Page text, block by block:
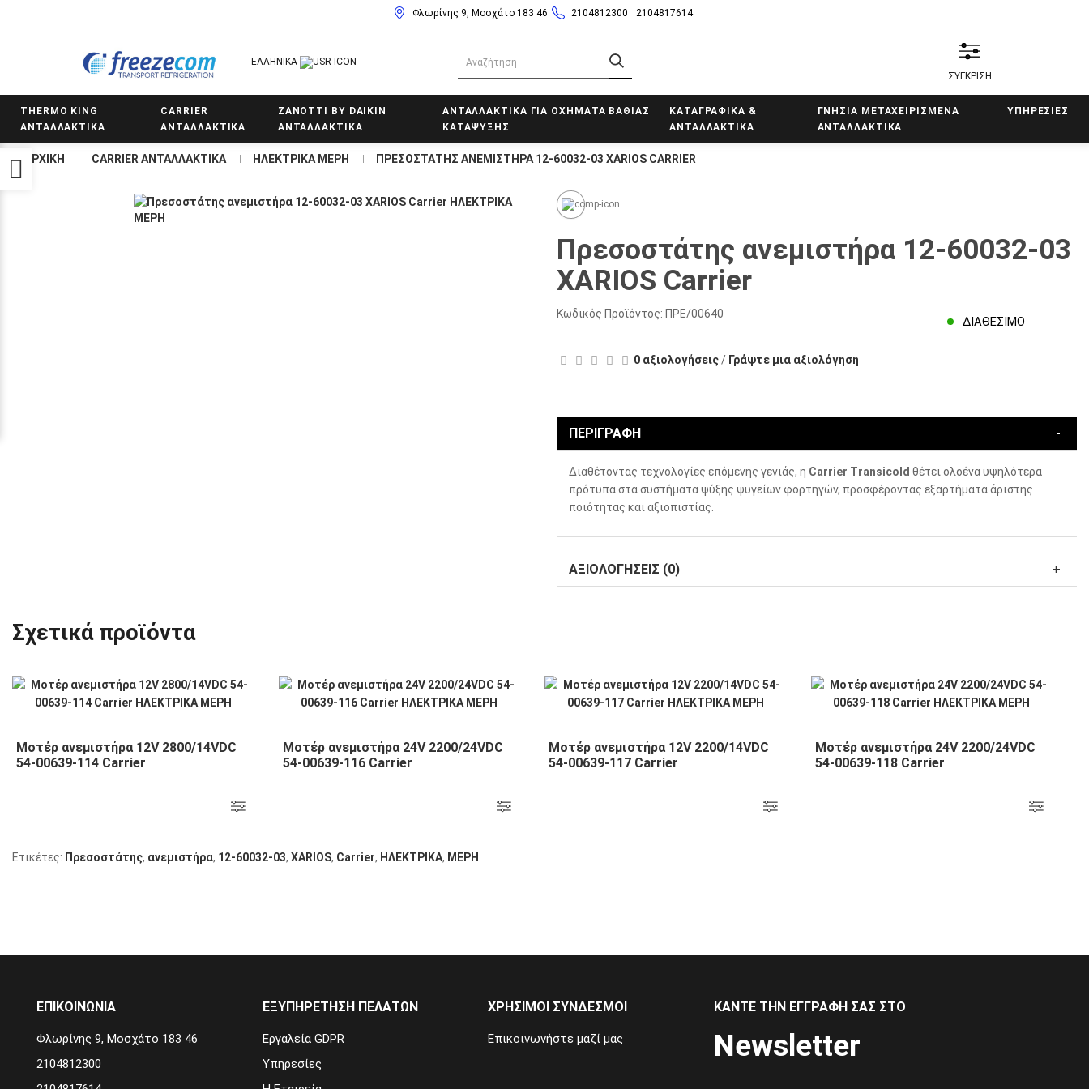
Φλωρίνης 9, Μοσχάτο 183 46 2104812300 2104817614
ΕΛΛΗΝΙΚΆ
ΣΥΓΚΡΙΣΗ
THERMO KING
ΑΝΤΑΛΛΑΚΤΙΚΑ
CARRIER
ΑΝΤΑΛΛΑΚΤΙΚΑ
ZANOTTI BY DAIKIN
ΑΝΤΑΛΛΑΚΤΙΚΑ
ΑΝΤΑΛΛΑΚΤΙΚΑ ΓΙΑ ΟΧΗΜΑΤΑ ΒΑΘΙΑΣ
ΚΑΤΑΨΥΞΗΣ
ΚΑΤΑΓΡΑΦΙΚΑ &
ΑΝΤΑΛΛΑΚΤΙΚΑ
ΓΝΗΣΙΑ ΜΕΤΑΧΕΙΡΙΣΜΕΝΑ
ΑΝΤΑΛΛΑΚΤΙΚΑ
ΥΠΗΡΕΣΊΕΣ
ΑΡΧΙΚΉ CARRIER ΑΝΤΑΛΛΑΚΤΙΚΑ ΗΛΕΚΤΡΙΚΑ ΜΕΡΗ ΠΡΕΣΟΣΤΆΤΗΣ ΑΝΕΜΙΣΤΉΡΑ 12-60032-03 ΧΑRIOS CARRIER
Πρεσοστάτης ανεμιστήρα 12-60032-03
ΧΑRIOS Carrier
Κωδικός Προϊόντος: ΠΡΕ/00640
ΔΙΑΘΈΣΙΜΟ
0 αξιολογήσεις/ Γράψτε μια αξιολόγηση
ΠΕΡΙΓΡΑΦΉ
Διαθέτοντας τεχνολογίες επόμενης γενιάς, η Carrier Transicold θέτει ολοένα υψηλότερα
πρότυπα στα συστήματα ψύξης ψυγείων φορτηγών, προσφέροντας εξαρτήματα άριστης
ποιότητας και αξιοπιστίας.
ΑΞΙΟΛΟΓΉΣΕΙΣ (0)
Σχετικά προϊόντα
Μοτέρ ανεμιστήρα 12V 2800/14VDC
54-00639-114 Carrier
Μοτέρ ανεμιστήρα 24V 2200/24VDC
54-00639-116 Carrier
Μοτέρ ανεμιστήρα 12V 2200/14VDC
54-00639-117 Carrier
Μοτέρ ανεμιστήρα 24V 2200/24VDC
54-00639-118 Carrier
Ετικέτες: Πρεσοστάτης, ανεμιστήρα, 12-60032-03, ΧΑRIOS, Carrier, ΗΛΕΚΤΡΙΚΑ, ΜΕΡΗ
ΕΠΙΚΟΙΝΩΝΙΑ
Φλωρίνης 9, Μοσχάτο 183 46
2104812300
ΕΞΥΠΗΡΈΤΗΣΗ ΠΕΛΑΤΏΝ
Εργαλεία GDPR
Υπηρεσίες
ΧΡΉΣΙΜΟΙ ΣΎΝΔΕΣΜΟΙ
Επικοινωνήστε μαζί μας
ΚΆΝΤΕ ΤΗΝ ΕΓΓΡΑΦΉ ΣΑΣ ΣΤΟ
Newsletter
Προσβασιμότητα